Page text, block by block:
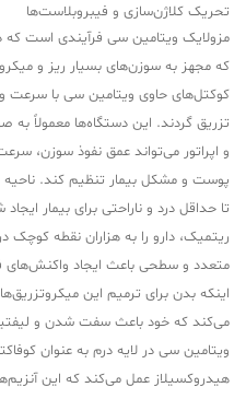
تحریک کلاژن‌سازی و فیبروبلاست‌ها
مزولایک ویتامین سی فرآیندی است
که مجهز به سوزن‌های بسیار ریز و
کوکتل‌های حاوی ویتامین سی با
تزریق گردند. این دستگاه‌ها معمولاً به
و اپراتور می‌تواند عمق نفوذ سوزن،
پوست و مشکل بیمار تنظیم کند.
تا حداقل درد و ناراحتی برای بیمار
ریتمیک، دارو را به هزاران نقطه
متعدد و سطحی باعث ایجاد واکنش‌های
اینکه بدن برای ترمیم این
می‌کند که خود باعث سفت شدن و
ویتامین سی در لایه درم به عنوان
هیدروکسیلاز عمل می‌کند که این